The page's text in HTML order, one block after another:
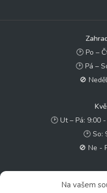
Na vašem
🕑 Po –
🕑 Pá –
🚫
🕑 Ut – Pá: 9:00
🕑 So:
🚫 Ne -
✉️ e-